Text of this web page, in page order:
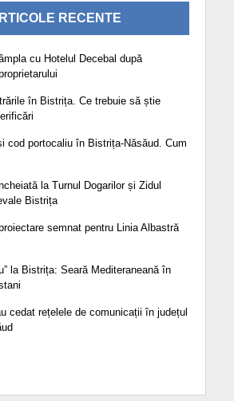
RECENTE
cu Hotelul Decebal după
în Bistrița. Ce trebuie să știe
cod portocaliu în Bistrița-Năsăud. Cum
la Turnul Dogarilor și Zidul
Bistrița
semnat pentru Linia Albastră
la Bistrița: Seară Mediteraneană în
cedat rețelele de comunicații în județul